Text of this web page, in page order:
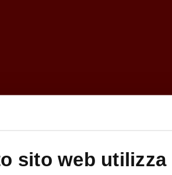
sito web utilizza